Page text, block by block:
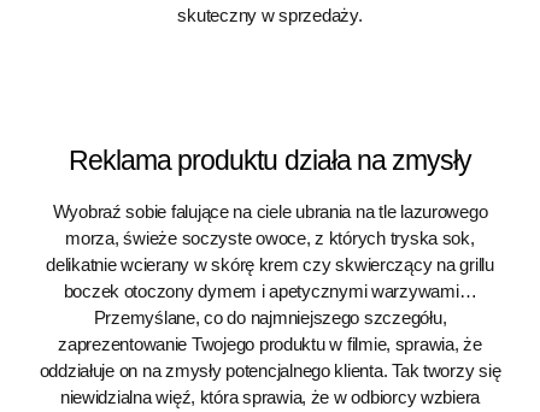
skuteczny w sprzedaży.
Reklama produktu działa na zmysły
Wyobraź sobie falujące na ciele ubrania na tle lazurowego
morza, świeże soczyste owoce, z których tryska sok,
delikatnie wcierany w skórę krem czy skwierczący na grillu
boczek otoczony dymem i apetycznymi warzywami…
Przemyślane, co do najmniejszego szczegółu,
zaprezentowanie Twojego produktu w filmie, sprawia, że
oddziałuje on na zmysły potencjalnego klienta. Tak tworzy się
niewidzialna więź, która sprawia, że w odbiorcy wzbiera